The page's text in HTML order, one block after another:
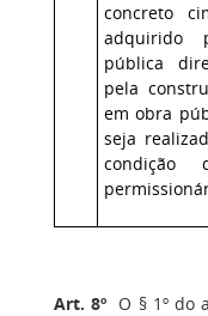
concreto
adquirido
pública
pela
em obra
seja
condição
Art. 8º O § 1º do